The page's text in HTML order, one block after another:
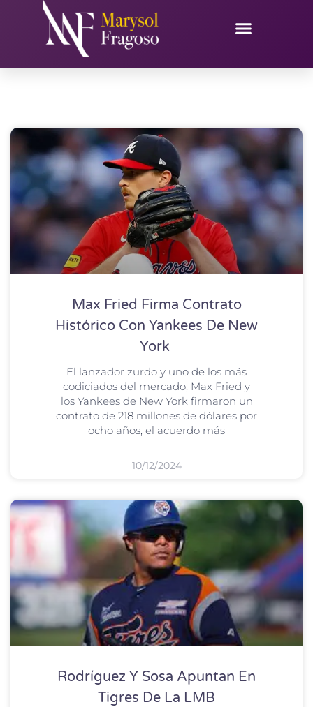
contenido
Max Fried Firma Contrato
Histórico Con Yankees De New
York
El lanzador zurdo y uno de los más
codiciados del mercado, Max Fried y
los Yankees de New York firmaron un
contrato de 218 millones de dólares por
ocho años, el acuerdo más
10/12/2024
Rodríguez Y Sosa Apuntan En
Tigres De La LMB